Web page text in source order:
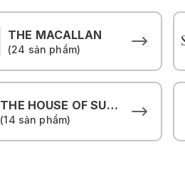
THE MACALLAN
(24 sản phẩm)
THE HOUSE OF SUNTORY
(14 sản phẩm)